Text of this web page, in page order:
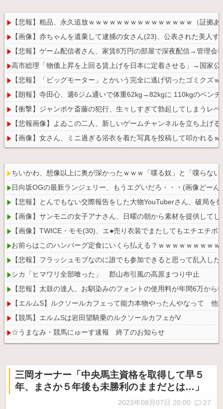
【悲報】粗品、永久追放ｗｗｗｗｗｗｗｗｗｗｗｗｗｗｗ（証拠あ
【画像】赤ちゃんを遺棄して逮捕の女さん(23)、公表された美人
【悲報】ゲーム配信者さん、家賃8万円の部屋で深夜配信→管理会
高市総理「物価上昇を上回る賃上げを日本に定着させる」→国家
【悲報】「ビッグモーター」とかいう完全に逃げ切ったゴミクズｗ
【朗報】寺田心、週6ジム通いで体重62kg→82kgに 110kgのベン
【衝撃】ジャンポケ斎藤の犯行、生々しすぎて勃起してしまうレ
【悲報画像】よゐこの二人、新しいゲームチャンネルを立ち上げる
【画像】女さん、ミニ過ぎる浴衣を着た写真を投稿して叩かれるｗ
Powered by livedoor 相互RSS
ちいかわ、想像以上に奥が深かったｗｗｗ「喋る奴」と「喋らな
日向坂OGの最新ランジェリー、もうエグいだろ・・・(画像どーん)
【悲報】とんでもない交際報告をした大物YouTuberさん、破局を
【画像】サンモニの女子アナさん、日曜の朝から素材を提供してし
【画像】TWICE・モモ(30)、エ●売り衣装でまたしてもエチエチボ
お前らはこのハンバーグ定食にいくら払える？ｗｗｗｗｗｗｗｗｗ
【悲報】フラッシュモブなのに誰でも参加できると思って乱入し
シカ「ヒマワリ全部喰った」 郡山布引風の高原まつり中止
【悲報】太鼓の達人、お馴染みのフォントの使用料が年間6万から
【エルムS】ルクソールカフェって能力本物やったんやなって 他
【競馬】エルムSは岩田望騎乗のルクソールカフェがV
☆うまなみ・競馬にゅーす速報 終了のお知らせ
Powered by livedoor 相互RSS
三岡オーナー「中央馬主資格を取得して早５
年、まさか５年後も未勝利のままだとは…」
2023年08月07日 20:00 27